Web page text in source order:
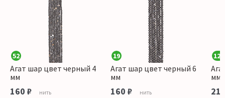
52
Агат шар цвет черный 4
мм
160 ₽ нить
19
Агат шар цвет черный 6
мм
160 ₽ нить
126
мм